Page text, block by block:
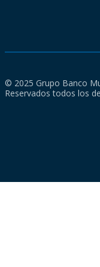
© 2025 Grupo Banco
Reservados todos los